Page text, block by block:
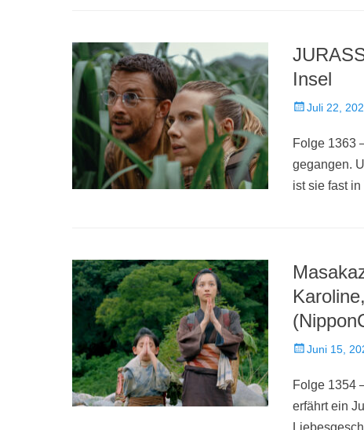
Insel
Veröffentlicht
Juli 22,
Folge 1363
gegangen.
ist sie fast in
Veröffentlicht
Juni 15,
Folge 1354
erfährt ein